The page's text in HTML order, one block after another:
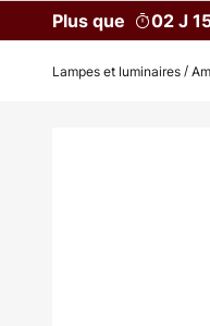
Plus que 02 J
Lampes et luminaires